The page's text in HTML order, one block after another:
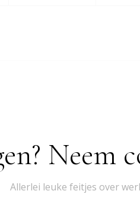
Neem
Allerlei leuke feitjes over